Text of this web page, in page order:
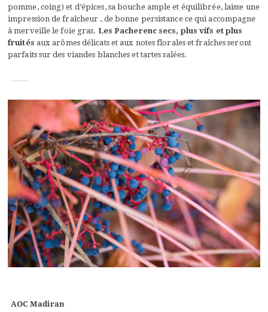
pomme, coing) et d’épices, sa bouche ample et équilibrée, laisse une
impression de fraîcheur , de bonne persistance ce qui accompagne
à merveille le foie gras. Les Pacherenc secs, plus vifs et plus
fruités aux arômes délicats et aux notes florales et fraîches seront
parfaits sur des viandes blanches et tartes salées.
AOC Madiran